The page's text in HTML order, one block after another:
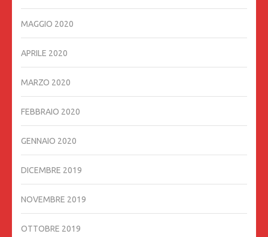
MAGGIO 2020
APRILE 2020
MARZO 2020
FEBBRAIO 2020
GENNAIO 2020
DICEMBRE 2019
NOVEMBRE 2019
OTTOBRE 2019